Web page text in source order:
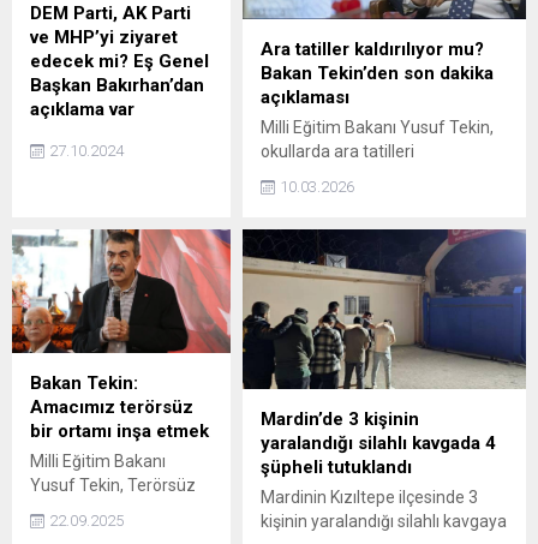
DEM Parti, AK Parti
ve MHP’yi ziyaret
edecek mi? Eş Genel
Başkan Bakırhan’dan
açıklama var
Başkanı Tuncer
Başkanlar düzeyinde
ziyaret edeceğine
yönelik çıkan haberlere
"Kurullarımız
önümüzdeki günlerde
tekrar toplanacak,
orada yol haritamız
belirlenecek. Bu konuya
ilişkin de orada bir
tartışma yürütülür mü
bilmem ama
kurullarımız karar verir
buna" karşılığını verdi.
27.10.2024
Ara tatiller kaldırılıyor mu?
Bakan Tekin’den son dakika
açıklaması
Milli Eğitim Bakanı Yusuf Tekin,
okullarda ara tatilleri
kaldırmadıklarını belirterek, "Her
durumda çocuklarımızın
okula gelmeleri gerekiyor" dedi.
10.03.2026
Bakan Tekin:
Amacımız terörsüz
bir ortamı inşa etmek
Milli Eğitim Bakanı
Yusuf Tekin, Terörsüz
“Amacımız uğruna
22.09.2025
Mardin’de 3 kişinin
yaralandığı silahlı kavgada 4
şüpheli tutuklandı
Mardinin Kızıltepe ilçesinde 3
kişinin yaralandığı silahlı kavgaya